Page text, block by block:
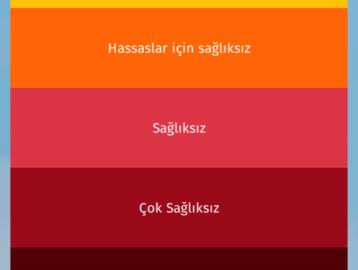
Hassaslar için sağlıksız
Sağlıksız
Çok Sağlıksız